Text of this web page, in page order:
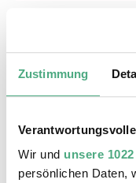
Zustimmung
Wir und unsere
persönlichen Daten,